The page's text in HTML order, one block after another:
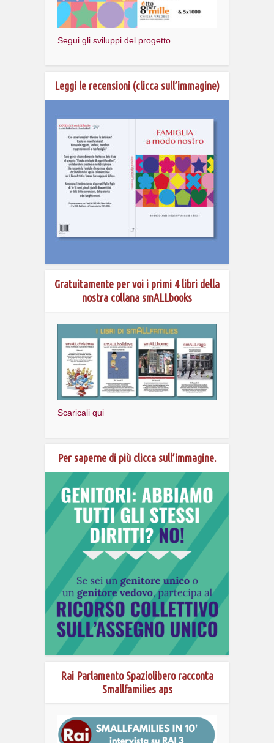
Segui gli sviluppi del progetto
Leggi le recensioni (clicca sull’immagine)
Gratuitamente per voi i primi 4 libri della
nostra collana smALLbooks
Scaricali qui
Per saperne di più clicca sull’immagine.
Rai Parlamento Spaziolibero racconta
Smallfamilies aps